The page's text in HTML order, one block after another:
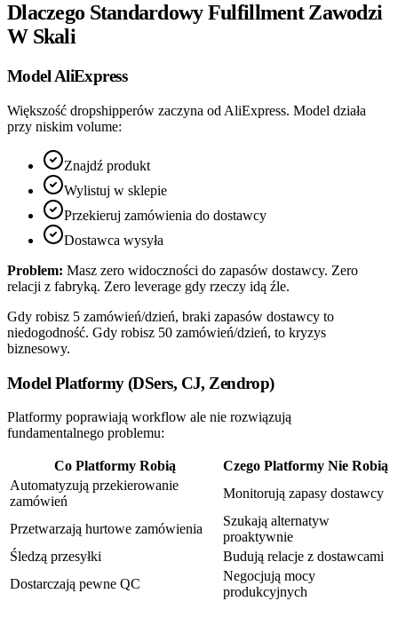
Dlaczego Standardowy Fulfillment Zawodzi
W Skali
Model AliExpress
Większość dropshipperów zaczyna od AliExpress. Model działa
przy niskim volume:
Znajdź produkt
Wylistuj w sklepie
Przekieruj zamówienia do dostawcy
Dostawca wysyła
Problem: Masz zero widoczności do zapasów dostawcy. Zero
relacji z fabryką. Zero leverage gdy rzeczy idą źle.
Gdy robisz 5 zamówień/dzień, braki zapasów dostawcy to
niedogodność. Gdy robisz 50 zamówień/dzień, to kryzys
biznesowy.
Model Platformy (DSers, CJ, Zendrop)
Platformy poprawiają workflow ale nie rozwiązują
fundamentalnego problemu:
Co Platformy Robią
Czego Platformy Nie Robią
Automatyzują przekierowanie
zamówień
Monitorują zapasy dostawcy
Przetwarzają hurtowe zamówienia
Szukają alternatyw
proaktywnie
Śledzą przesyłki
Budują relacje z dostawcami
Dostarczają pewne QC
Negocjują mocy
produkcyjnych